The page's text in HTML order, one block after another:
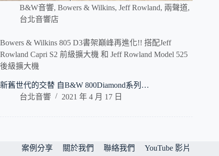
B&W音響, Bowers & Wilkins, Jeff Rowland, 兩聲道,
台北音響店
Bowers & Wilkins 805 D3書架巔峰再進化!! 搭配Jeff
Rowland Capri S2 前級擴大機 和 Jeff Rowland Model 525
後級擴大機
新舊世代的交替 自B&W 800Diamond系列…
台北音響
2021 年 4 月 17 日
案例分享 關於我們 聯絡我們 YouTube 影片